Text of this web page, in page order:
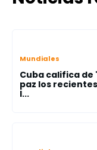
Mundiales
Cuba califica de
paz los
I...